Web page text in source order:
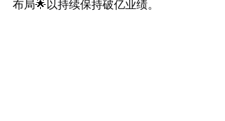
布局🌟以持续保持破亿业绩。